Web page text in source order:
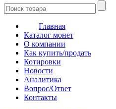
Главная
Каталог монет
О компании
Как купить/продать
Котировки
Новости
Аналитика
Вопрос/Ответ
Контакты